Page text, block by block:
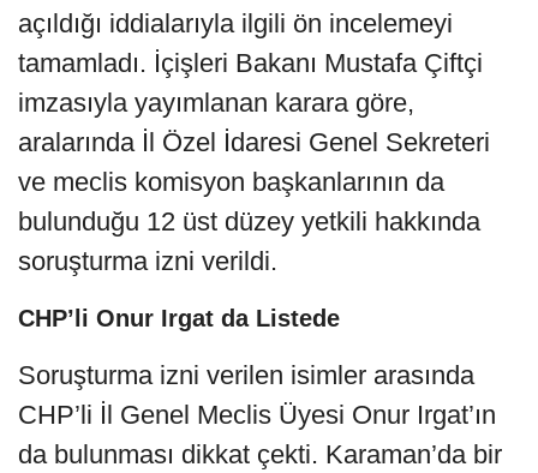
açıldığı iddialarıyla ilgili ön incelemeyi
tamamladı. İçişleri Bakanı Mustafa Çiftçi
imzasıyla yayımlanan karara göre,
aralarında İl Özel İdaresi Genel Sekreteri
ve meclis komisyon başkanlarının da
bulunduğu 12 üst düzey yetkili hakkında
soruşturma izni verildi.
CHP’li Onur Irgat da Listede
Soruşturma izni verilen isimler arasında
CHP’li İl Genel Meclis Üyesi Onur Irgat’ın
da bulunması dikkat çekti. Karaman’da bir